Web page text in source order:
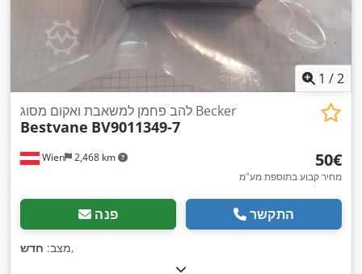
1 /2
Wien 2,468 km
להב פחמן למשאבת ואקום מסוג Becker
Bestvane BV9011349-7
‏50 ‏€
מחיר קבוע בתוספת מע"מ
פנה התקשר
מצב: חדש ,